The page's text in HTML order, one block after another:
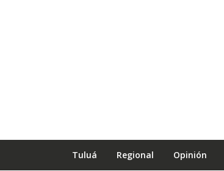
Tuluá Regional Opinión